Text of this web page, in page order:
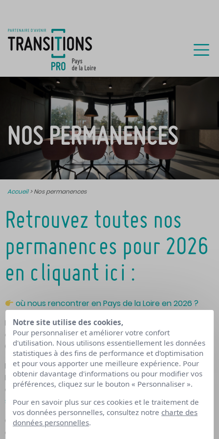
NOS PERMANENCES
Accueil>Nos permanences
Retrouvez toutes nos
permanences pour 2026
en cliquant ici :
où nous rencontrer en Pays de la Loire en 2026 ?
Pour plus d’informations et pour prendre rdv avec nos
conseillers, vous pouvez toujours nous contacter au
02 40 20 28 00
Pour vous renseigner sur le PTP (Projet de Transition
Professionnelle) et découvrir comment monter votre
dossier :https://www.transitionspro-pdl.fr/je-suis-un-
salariee/financer-mon-projet/
Chaque mois, retrouvez les évènements et réunions
où nous serons présents sur nos réseaux sociaux
Notre site utilise des cookies,
Pour personnaliser et améliorer votre confort
d'utilisation. Nous utilisons essentiellement les données
statistiques à des fins de performance et d'optimisation
et pour vous apporter une meilleure expérience. Pour
obtenir davantage d'informations ou pour modifier vos
préférences, cliquez sur le bouton « Personnaliser ».
Pour en savoir plus sur ces cookies et le traitement de
vos données personnelles, consultez notre charte des
données personnelles.